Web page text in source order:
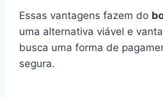
Essas vantagens fazem do
uma alternativa viável e
busca uma forma de
segura.